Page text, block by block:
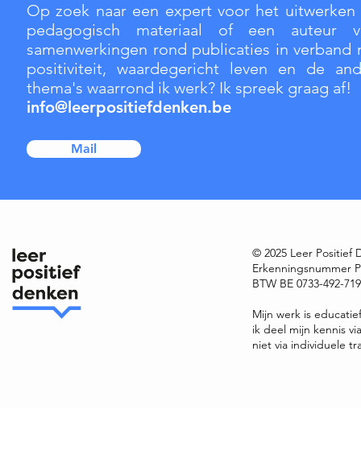
Op zoek naar een expert voor het uitwerken
pedagogisch materiaal of een auteur
samenwerkingen rond publicaties in verband
positiviteit, waardegericht leven en de
thema's waarrond ik werk? Ik spreek graag af!
info@leerpositiefdenken.be
Mail
© 2025 Leer Positief
Erkenningsnummer
BTW BE 0733-492-
Mijn werk is
ik deel mijn kennis
niet via individuele